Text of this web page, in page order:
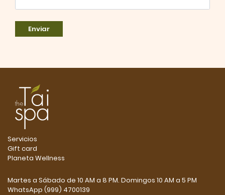
Enviar
Servicios
Gift card
Planeta Wellness
Martes a Sábado de 10 AM a 8 PM. Domingos 10 AM a 5 PM
WhatsApp (999) 4700139